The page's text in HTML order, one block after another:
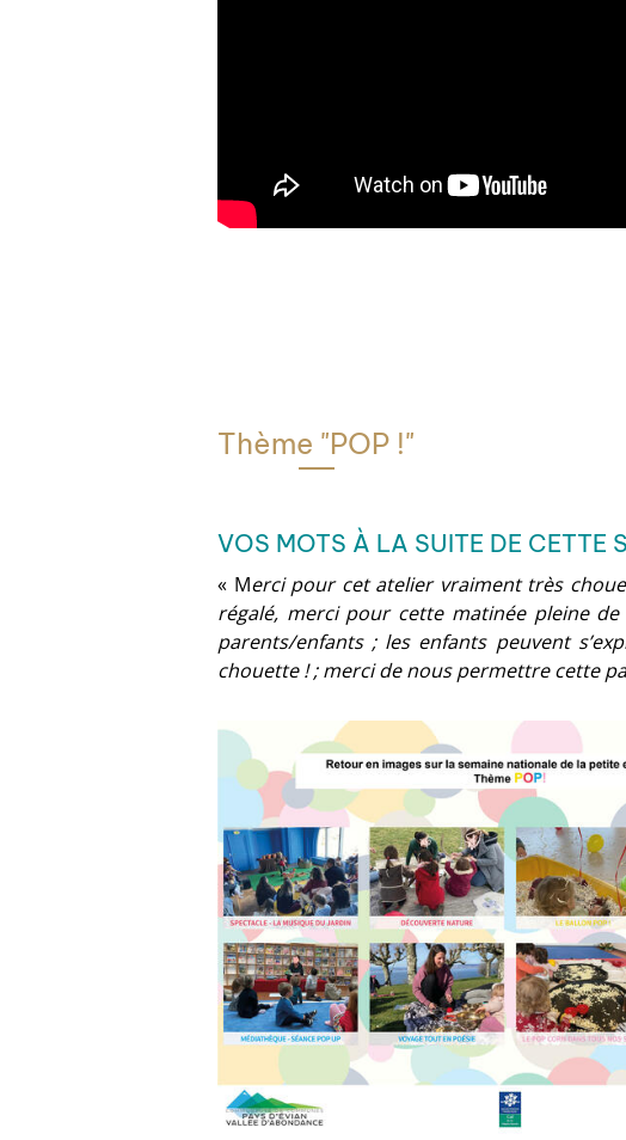
Thème "POP !"
VOS MOTS À LA SUITE DE CETTE
« Merci pour cet atelier vraiment très
régalé, merci pour cette matinée pleine
parents/enfants ; les enfants peuvent
chouette ! ; merci de nous permettre cette